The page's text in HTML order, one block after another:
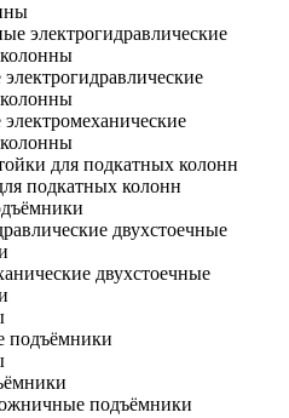
электрогидравлические
для подкатных колонн
подкатных колонн
двухстоечные
двухстоечные
подъёмники
подъёмники